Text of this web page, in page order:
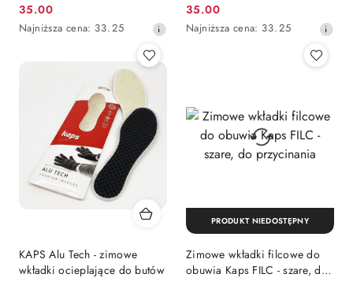
Cena
promocyjna:
35.00
Najniższa
Najniższa cena: 33.25
Cena
promocyjna:
35.00
Najniższa
obniżką
Najniższa cena: 33.25
KAPS Alu Tech - zimowe
wkładki ocieplające do butów
Zimowe wkładki filcowe do
obuwia Kaps FILC - szare, do
PRODUKT NIEDOSTĘPNY